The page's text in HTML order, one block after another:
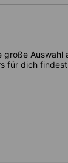
Auswahl
für dich